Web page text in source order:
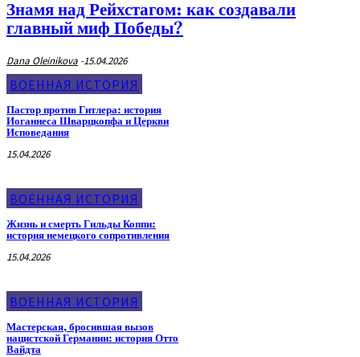
Знамя над Рейхстагом: как создавали
главный миф Победы?
Dana Oleinikova -15.04.2026
ВОЕННАЯ ИСТОРИЯ
Пастор против Гитлера: история
Иоганнеса Шварцкопфа и Церкви
Исповедания
15.04.2026
ВОЕННАЯ ИСТОРИЯ
Жизнь и смерть Гильды Коппи:
история немецкого сопротивления
15.04.2026
ВОЕННАЯ ИСТОРИЯ
Мастерская, бросившая вызов
нацистской Германии: история Отто
Вайдта